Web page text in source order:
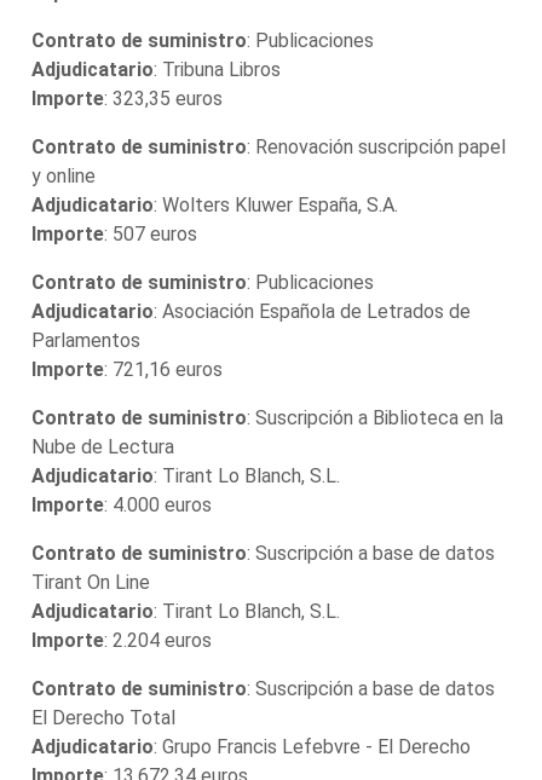
Contrato de suministro: Publicaciones
Adjudicatario: Tribuna Libros
Importe: 323,35 euros
Contrato de suministro: Renovación suscripción papel
y online
Adjudicatario: Wolters Kluwer España, S.A.
Importe: 507 euros
Contrato de suministro: Publicaciones
Adjudicatario: Asociación Española de Letrados de
Parlamentos
Importe: 721,16 euros
Contrato de suministro: Suscripción a Biblioteca en la
Nube de Lectura
Adjudicatario: Tirant Lo Blanch, S.L.
Importe: 4.000 euros
Contrato de suministro: Suscripción a base de datos
Tirant On Line
Adjudicatario: Tirant Lo Blanch, S.L.
Importe: 2.204 euros
Contrato de suministro: Suscripción a base de datos
El Derecho Total
Adjudicatario: Grupo Francis Lefebvre - El Derecho
Importe: 13.672,34 euros